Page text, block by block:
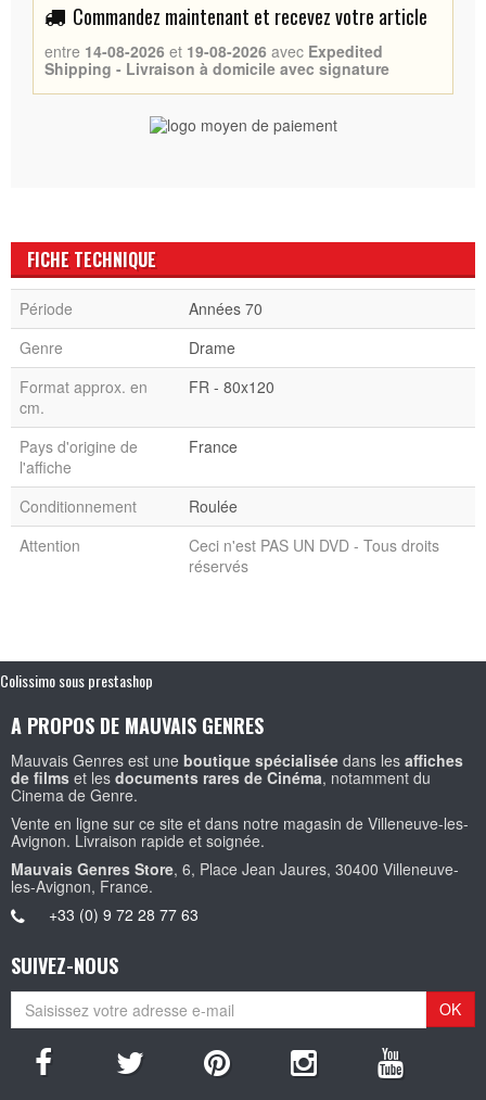
Commandez maintenant et recevez votre article
entre 14-08-2026 et 19-08-2026 avec Expedited
Shipping - Livraison à domicile avec signature
FICHE TECHNIQUE
Période
Années 70
Genre
Drame
Format approx. en
cm.
FR - 80x120
Pays d'origine de
l'affiche
France
Conditionnement
Roulée
Attention
Ceci n'est PAS UN DVD - Tous droits
réservés
Colissimo sous prestashop
A PROPOS DE MAUVAIS GENRES
Mauvais Genres est une boutique spécialisée dans les affiches
de films et les documents rares de Cinéma, notamment du
Cinema de Genre.
Vente en ligne sur ce site et dans notre magasin de Villeneuve-les-
Avignon. Livraison rapide et soignée.
Mauvais Genres Store, 6, Place Jean Jaures, 30400 Villeneuve-
les-Avignon, France.
+33 (0) 9 72 28 77 63
SUIVEZ-NOUS
OK